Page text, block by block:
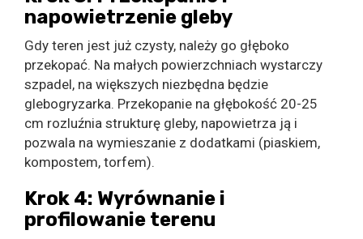
napowietrzenie gleby
Gdy teren jest już czysty, należy go głęboko
przekopać. Na małych powierzchniach wystarczy
szpadel, na większych niezbędna będzie
glebogryzarka. Przekopanie na głębokość 20-25
cm rozluźnia strukturę gleby, napowietrza ją i
pozwala na wymieszanie z dodatkami (piaskiem,
kompostem, torfem).
Krok 4: Wyrównanie i
profilowanie terenu